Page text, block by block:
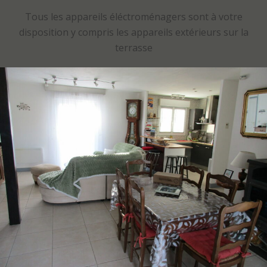
Tous les appareils éléctroménagers sont à votre
disposition y compris les appareils extérieurs sur la
terrasse